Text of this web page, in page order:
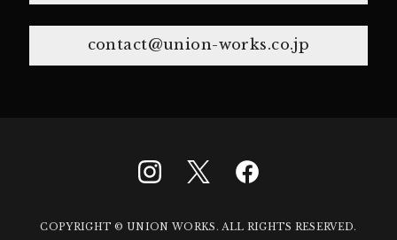
contact@union-works.co.jp
COPYRIGHT © UNION WORKS. ALL RIGHTS RESERVED.